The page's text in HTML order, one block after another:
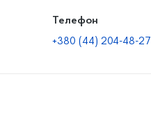
Телефон
+380 (44) 204-48-27